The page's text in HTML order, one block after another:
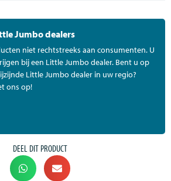
Jumbo dealers
niet rechtstreeks aan consumenten. U
bij een Little Jumbo dealer. Bent u op
Little Jumbo dealer in uw regio?
ons op!
DEEL DIT PRODUCT